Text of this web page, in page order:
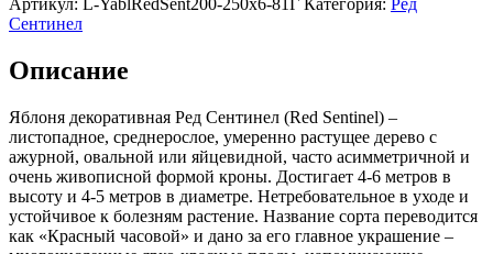
Ред
Сентинел
Sentinel)
Артикул: L-YablRedSent200-250x6-81Г Категория: Ред
Сентинел
Описание
Яблоня декоративная Ред Сентинел (Red Sentinel) –
листопадное, среднерослое, умеренно растущее дерево с
ажурной, овальной или яйцевидной, часто асимметричной и
очень живописной формой кроны. Достигает 4-6 метров в
высоту и 4-5 метров в диаметре. Нетребовательное в уходе и
устойчивое к болезням растение. Название сорта переводится
как «Красный часовой» и дано за его главное украшение –